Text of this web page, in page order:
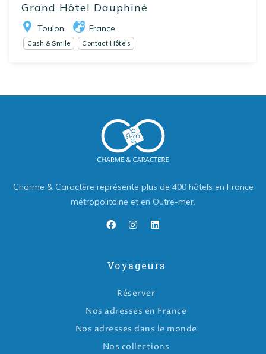
Grand Hôtel Dauphiné
Toulon France
Cash & Smile Contact Hôtels
Charme & Caractère représente plus de 400 hôtels en France
métropolitaine et en Outre-mer.
Voyageurs
Réserver
Nos adresses en France
Nos adresses dans le monde
Nos collections